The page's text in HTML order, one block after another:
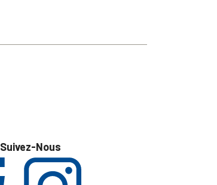
Suivez-Nous